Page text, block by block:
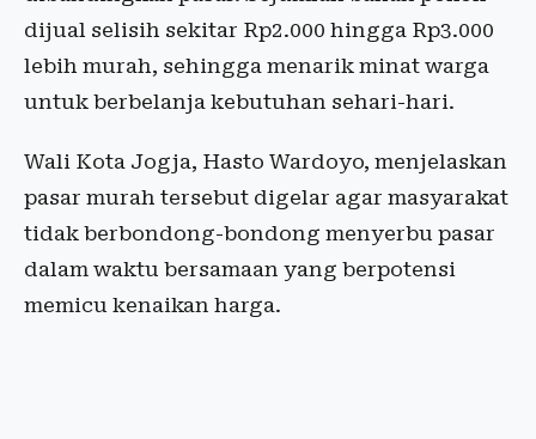
dijual selisih sekitar Rp2.000 hingga Rp3.000
lebih murah, sehingga menarik minat warga
untuk berbelanja kebutuhan sehari-hari.
Wali Kota Jogja, Hasto Wardoyo, menjelaskan
pasar murah tersebut digelar agar masyarakat
tidak berbondong-bondong menyerbu pasar
dalam waktu bersamaan yang berpotensi
memicu kenaikan harga.